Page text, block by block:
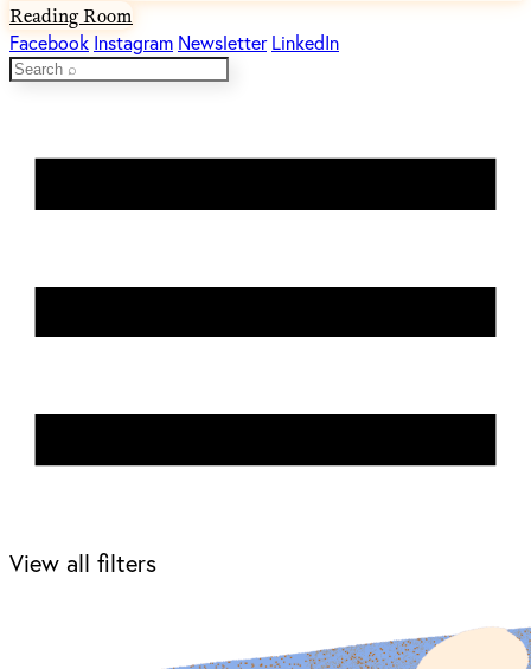
Reading Room
Facebook Instagram Newsletter LinkedIn
View all filters